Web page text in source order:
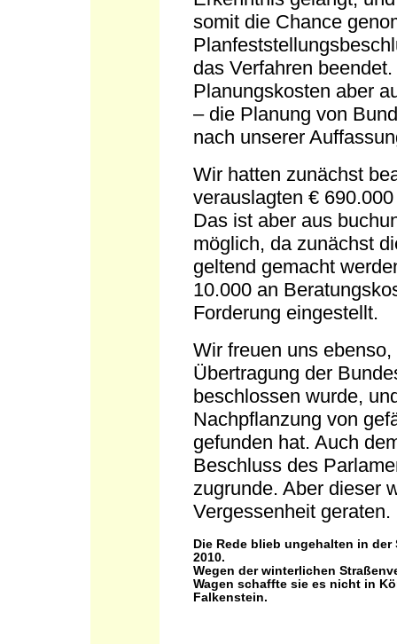
somit die Chance
das Verfahren
Planungskosten aber
– die Planung von
nach unserer
Wir hatten zunächst
verauslagten €
Das ist aber aus
möglich, da zunächst
geltend gemacht
10.000 an
Forderung eingestellt.
Wir freuen uns
Übertragung der
beschlossen wurde,
Nachpflanzung von
gefunden hat. Auch
Beschluss des
zugrunde. Aber dieser
Vergessenheit geraten.
Die Rede blieb ungehalten in
2010.
Wegen der winterlichen
Wagen schaffte sie es nicht in
Falkenstein.